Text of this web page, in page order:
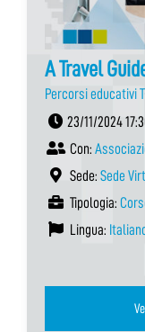
A Travel
Percorsi educativi
23/11/2024
Con:
Sede: Sede
Tipologia:
Lingua: